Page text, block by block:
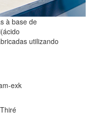
à base de
utilizando
exk